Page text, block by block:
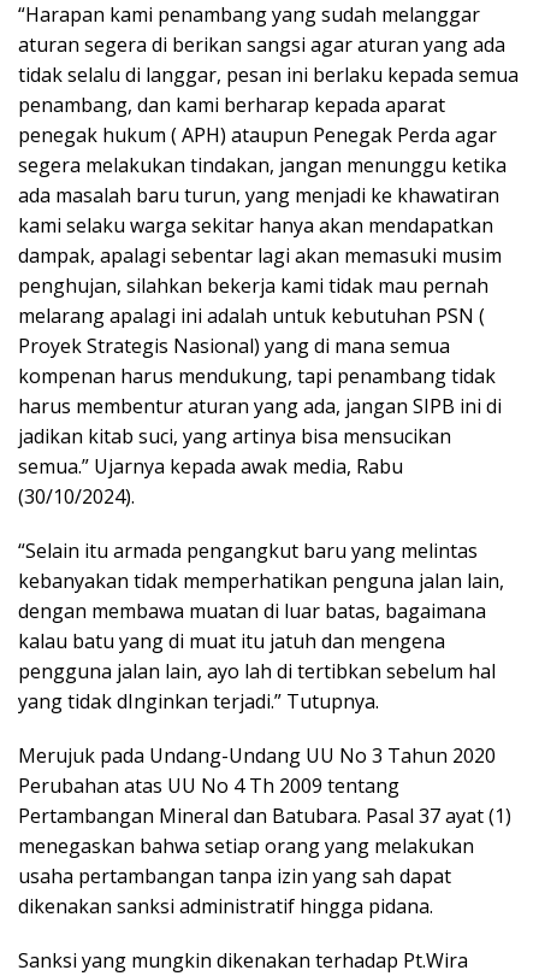
“Harapan kami penambang yang sudah melanggar
aturan segera di berikan sangsi agar aturan yang ada
tidak selalu di langgar, pesan ini berlaku kepada semua
penambang, dan kami berharap kepada aparat
penegak hukum ( APH) ataupun Penegak Perda agar
segera melakukan tindakan, jangan menunggu ketika
ada masalah baru turun, yang menjadi ke khawatiran
kami selaku warga sekitar hanya akan mendapatkan
dampak, apalagi sebentar lagi akan memasuki musim
penghujan, silahkan bekerja kami tidak mau pernah
melarang apalagi ini adalah untuk kebutuhan PSN (
Proyek Strategis Nasional) yang di mana semua
kompenan harus mendukung, tapi penambang tidak
harus membentur aturan yang ada, jangan SIPB ini di
jadikan kitab suci, yang artinya bisa mensucikan
semua.” Ujarnya kepada awak media, Rabu
(30/10/2024).
“Selain itu armada pengangkut baru yang melintas
kebanyakan tidak memperhatikan penguna jalan lain,
dengan membawa muatan di luar batas, bagaimana
kalau batu yang di muat itu jatuh dan mengena
pengguna jalan lain, ayo lah di tertibkan sebelum hal
yang tidak dInginkan terjadi.” Tutupnya.
Merujuk pada Undang-Undang UU No 3 Tahun 2020
Perubahan atas UU No 4 Th 2009 tentang
Pertambangan Mineral dan Batubara. Pasal 37 ayat (1)
menegaskan bahwa setiap orang yang melakukan
usaha pertambangan tanpa izin yang sah dapat
dikenakan sanksi administratif hingga pidana.
Sanksi yang mungkin dikenakan terhadap Pt.Wira